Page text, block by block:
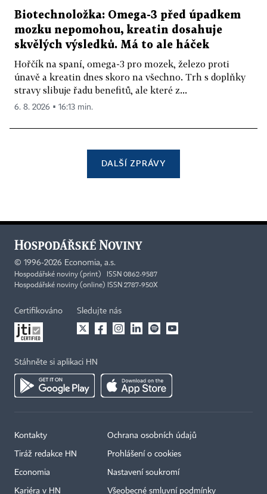
Biotechnoložka: Omega-3 před úpadkem
mozku nepomohou, kreatin dosahuje
skvělých výsledků. Má to ale háček
Hořčík na spaní, omega-3 pro mozek, železo proti
únavě a kreatin dnes skoro na všechno. Trh s doplňky
stravy slibuje řadu benefitů, ale které z...
6. 8. 2026 ▪ 16:13 min.
DALŠÍ ZPRÁVY
© 1996-2026 Economia, a.s.
Hospodářské noviny (print) ISSN 0862-9587
Hospodářské noviny (online) ISSN 2787-950X
Certifikováno Sledujte nás
Stáhněte si aplikaci HN
Kontakty
Tiráž redakce HN
Economia
Kariéra v HN
Ochrana osobních údajů
Prohlášení o cookies
Nastavení soukromí
Všeobecné smluvní podmínky